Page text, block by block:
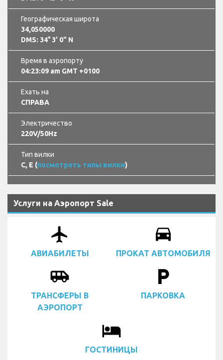
Географическая широта
34,050000
DMS: 34° 3’ 0" N
Время в аэропорту
04:23:10 am GMT +0100
Ехать на
СПРАВА
Электричество
220V/50Hz
Тип вилки
C, E (посмотреть типы вилки)
Услуги на Аэропорт Sale
airplanemode_active
АВИАБИЛЕТЫ
drive_eta
ПРОКАТ АВТОМОБИЛЯ
airport_shuttle
ТРАНСФЕРЫ В
АЭРОПОРТ
local_parking
ПАРКОВКА
local_hotel
ГОСТИНИЦЫ